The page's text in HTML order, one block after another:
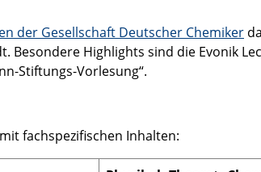
der Gesellschaft Deutscher Chemiker
Highlights sind die Evonik
Stiftungs-Vorlesung“.
fachspezifischen Inhalten: